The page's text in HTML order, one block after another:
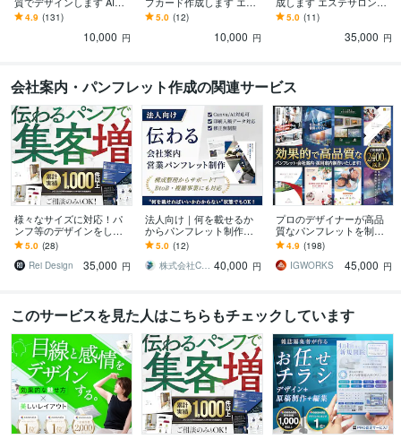
Canvaで作成したチラシ
のブラッシュアップも対
4.9 (131)
10,000 円
ガント・フェミニンなテ
イストはお任せください
5.0 (12)
10,000 円
美容室・個人事業主様に
おすすめ簡易LP
5.0 (11)
35,000 円
会社案内・パンフレット作成の関連サービス
様々なサイズに対応！パ
ンフ等のデザインをしま
す 印刷会社勤務デザイナ
ーが、デザインから入稿
データまで作ります
5.0 (28)
Rei Design
35,000 円
法人向け｜何を載せるか
からパンフレット制作し
ます 何を載せればいいか
わからない状態からでも
対応します
5.0 (12)
株式会社CREATIVE EDGE 40,000 円
プロのデザイナーが高品
質なパンフレットを制作
します パンフレット、会
社案内、採用案内、カタ
ログでも対応可能です！
4.9 (198)
IGWORKS
45,000 円
このサービスを見た人はこちらもチェックしています